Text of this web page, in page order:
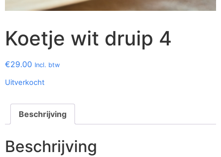
Koetje wit druip 4
€29.00 Incl. btw
Uitverkocht
Beschrijving
Beschrijving